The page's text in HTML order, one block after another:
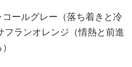
ールグレー（落ち着きと冷
フランオレンジ（情熱と前進